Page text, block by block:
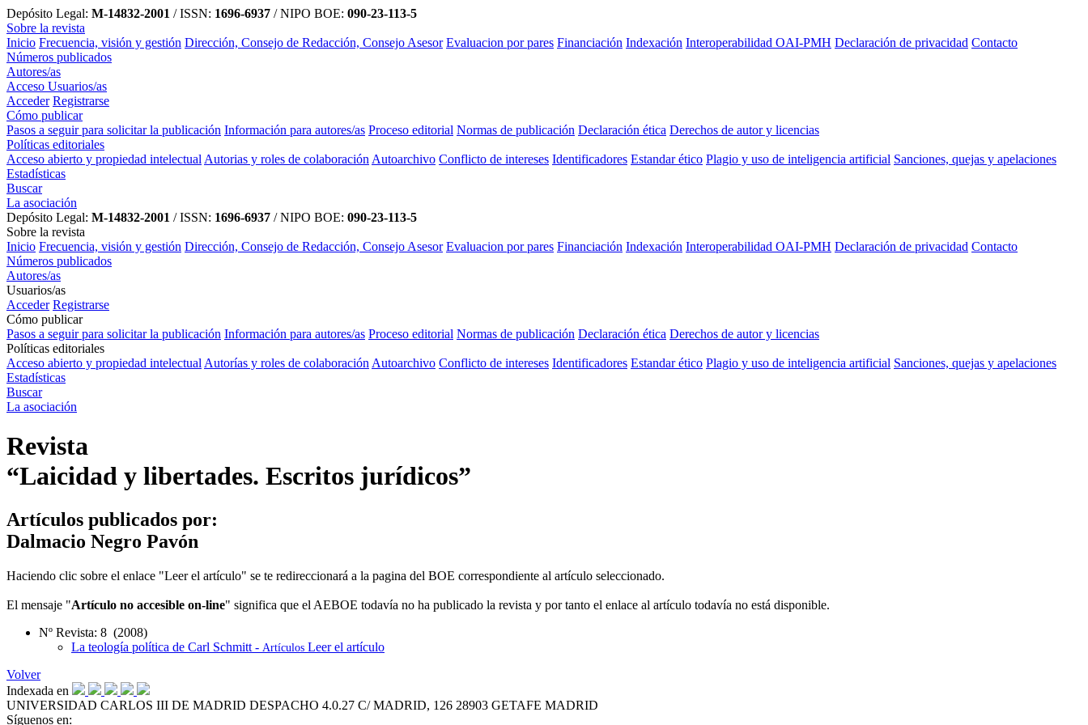
Depósito Legal: M-14832-2001 / ISSN: 1696-6937 / NIPO BOE: 090-23-113-5
Sobre la revista
Inicio Frecuencia, visión y gestión Dirección, Consejo de Redacción, Consejo Asesor Evaluacion por pares Financiación Indexación Interoperabilidad OAI-PMH Declaración de privacidad Contacto
Números publicados
Autores/as
Acceso Usuarios/as
Acceder Registrarse
Cómo publicar
Pasos a seguir para solicitar la publicación Información para autores/as Proceso editorial Normas de publicación Declaración ética Derechos de autor y licencias
Políticas editoriales
Acceso abierto y propiedad intelectual Autorias y roles de colaboración Autoarchivo Conflicto de intereses Identificadores Estandar ético Plagio y uso de inteligencia artificial Sanciones, quejas y apelaciones
Estadísticas
Buscar
La asociación
Depósito Legal: M-14832-2001 / ISSN: 1696-6937 / NIPO BOE: 090-23-113-5
Sobre la revista
Inicio Frecuencia, visión y gestión Dirección, Consejo de Redacción, Consejo Asesor Evaluacion por pares Financiación Indexación Interoperabilidad OAI-PMH Declaración de privacidad Contacto
Números publicados
Autores/as
Usuarios/as
Acceder Registrarse
Cómo publicar
Pasos a seguir para solicitar la publicación Información para autores/as Proceso editorial Normas de publicación Declaración ética Derechos de autor y licencias
Políticas editoriales
Acceso abierto y propiedad intelectual Autorías y roles de colaboración Autoarchivo Conflicto de intereses Identificadores Estandar ético Plagio y uso de inteligencia artificial Sanciones, quejas y apelaciones
Estadísticas
Buscar
La asociación
Revista
“Laicidad y libertades. Escritos jurídicos”
Artículos publicados por:
Dalmacio Negro Pavón
Haciendo clic sobre el enlace "Leer el artículo" se te redireccionará a la pagina del BOE correspondiente al artículo seleccionado.
El mensaje "Artículo no accesible on-line" significa que el AEBOE todavía no ha publicado la revista y por tanto el enlace al artículo todavía no está disponible.
Nº Revista: 8 (2008)
La teología política de Carl Schmitt - Artículos Leer el artículo
Volver
Indexada en
UNIVERSIDAD CARLOS III DE MADRID DESPACHO 4.0.27 C/ MADRID, 126 28903 GETAFE MADRID
Síguenos en: